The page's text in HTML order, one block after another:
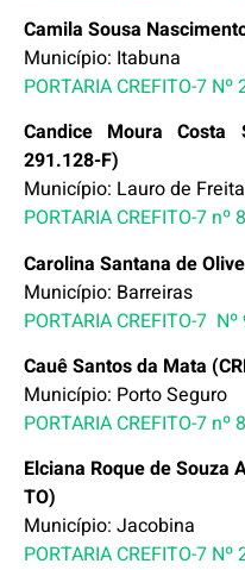
Camila Sousa
Município: Itabuna
PORTARIA CREFITO-7
Candice Moura Costa
291.128-F)
Município: Lauro de
PORTARIA CREFITO-7
Carolina Santana de
Município: Barreiras
PORTARIA CREFITO-7
Cauê Santos da Mata
Município: Porto Seguro
PORTARIA CREFITO-7
Elciana Roque de Souza
TO)
Município: Jacobina
PORTARIA CREFITO-7